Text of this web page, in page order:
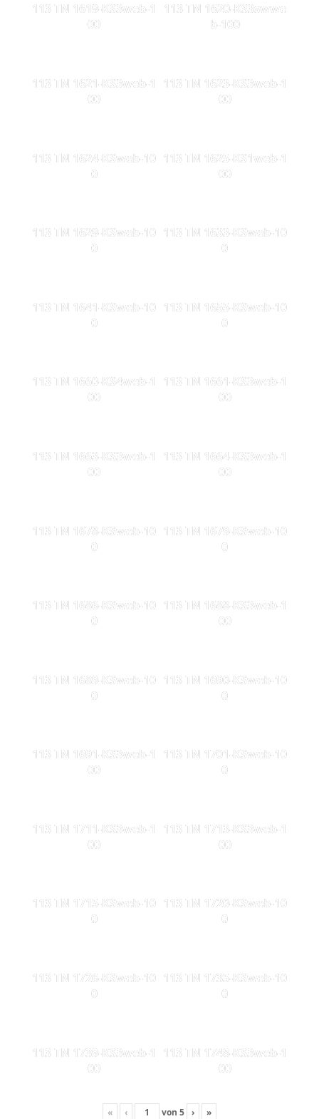
113 TN 1619-KS3web-1
00
113 TN 1620-KS3swwe
b-100
113 TN 1621-KS3web-1
00
113 TN 1623-KS3web-1
00
113 TN 1624-KSweb-10
0
113 TN 1625-KS1web-1
00
113 TN 1629-KSweb-10
0
113 TN 1633-KSweb-10
0
113 TN 1641-KSweb-10
0
113 TN 1655-KSweb-10
0
113 TN 1660-KS4web-1
00
113 TN 1661-KS3web-1
00
113 TN 1663-KS3web-1
00
113 TN 1664-KS3web-1
00
113 TN 1678-KSweb-10
0
113 TN 1679-KSweb-10
0
113 TN 1686-KSweb-10
0
113 TN 1688-KS3web-1
00
113 TN 1689-KSweb-10
0
113 TN 1690-KSweb-10
0
113 TN 1691-KS3web-1
00
113 TN 1701-KSweb-10
0
113 TN 1711-KS3web-1
00
113 TN 1713-KS3web-1
00
113 TN 1715-KSweb-10
0
113 TN 1720-KSweb-10
0
113 TN 1726-KSweb-10
0
113 TN 1735-KSweb-10
0
113 TN 1739-KS3web-1
00
113 TN 1748-KS3web-1
00
« ‹ von 5 › »